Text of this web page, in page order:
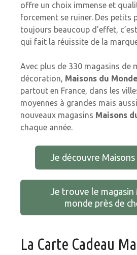
offre un choix immense et
forcement se ruiner. Des petits
toujours beaucoup d’effet,
qui fait la réuissite de la
Avec plus de 330 magasins de
décoration, Maisons du Monde
partout en France, dans les
moyennes à grandes mais
nouveaux magasins Maisons
chaque année.
Je découvre
Je trouve le magasin
monde près de
La Carte Cadeau